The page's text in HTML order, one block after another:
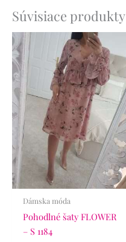
Súvisiace produkty
Dámska móda
Pohodlné šaty FLOWER
– S 1184